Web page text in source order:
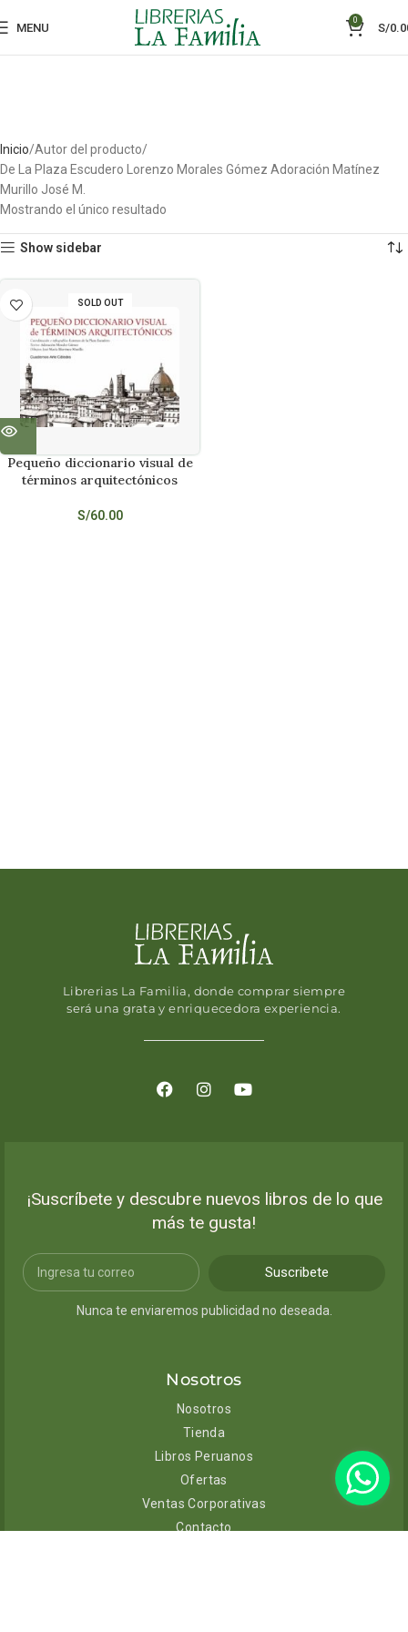
MENU
0
S/
Inicio Autor del producto
De La Plaza Escudero Lorenzo Morales Gómez Adoración Matínez
Murillo José M.
Mostrando el único resultado
Show sidebar
SOLD OUT
Pequeño diccionario visual de
términos arquitectónicos
S/60.00
Librerias La Familia, donde comprar siempre
será una grata y enriquecedora experiencia.
¡Suscríbete y descubre nuevos libros de lo que
más te gusta!
Suscribete
Nunca te enviaremos publicidad no deseada.
Nosotros
Nosotros
Tienda
Libros Peruanos
Ofertas
Ventas Corporativas
Contacto